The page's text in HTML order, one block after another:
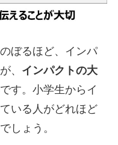
ぼるほど、インパ
、 インパクトの大
です。小学生からイ
いる人がどれほど
しょう。